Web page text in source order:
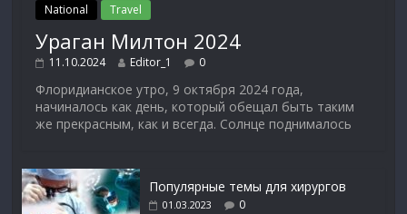
National Travel
Ураган Милтон 2024
11.10.2024 Editor_1 0
Флоридианское утро, 9 октября 2024 года,
начиналось как день, который обещал быть таким
же прекрасным, как и всегда. Солнце поднималось
Популярные темы для хирургов
01.03.2023 0